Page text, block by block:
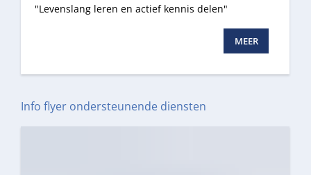
"Levenslang leren en actief kennis delen"
MEER
Info flyer ondersteunende diensten